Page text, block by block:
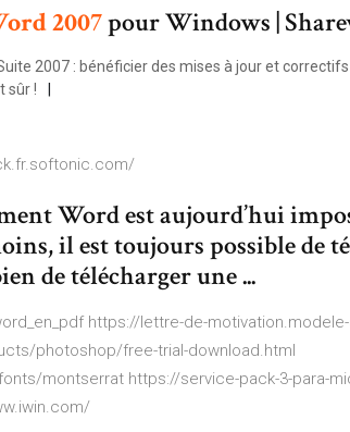
2007pour Windows |
2007 : bénéficier des mises à jour et
sûr !
Word est aujourd’hui
il est toujours possible de
de télécharger une ...
https://lettre-de-
photoshop/free-trial-download.html
montserrat https://service-pack-3-para-